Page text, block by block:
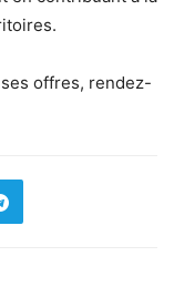
offres, rendez-